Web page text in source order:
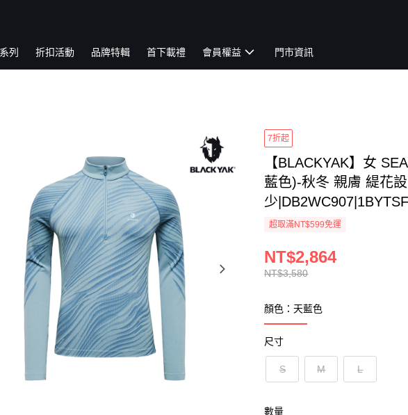
列 折扣活動 品牌特輯 首下載禮 會員權益 門市資訊
7折起
【BLACKYAK】女
藍色)-秋冬 親膚 緹花
少
超取滿NT$599免運
NT$3,580
NT$2,864
顏色：天藍色
尺寸
S M L
數量